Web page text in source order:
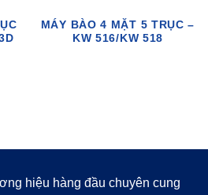
MÁY BÀO 4 MẶT 5 TRỤC –
KW 516/KW 518
hiệu hàng đầu chuyên cung